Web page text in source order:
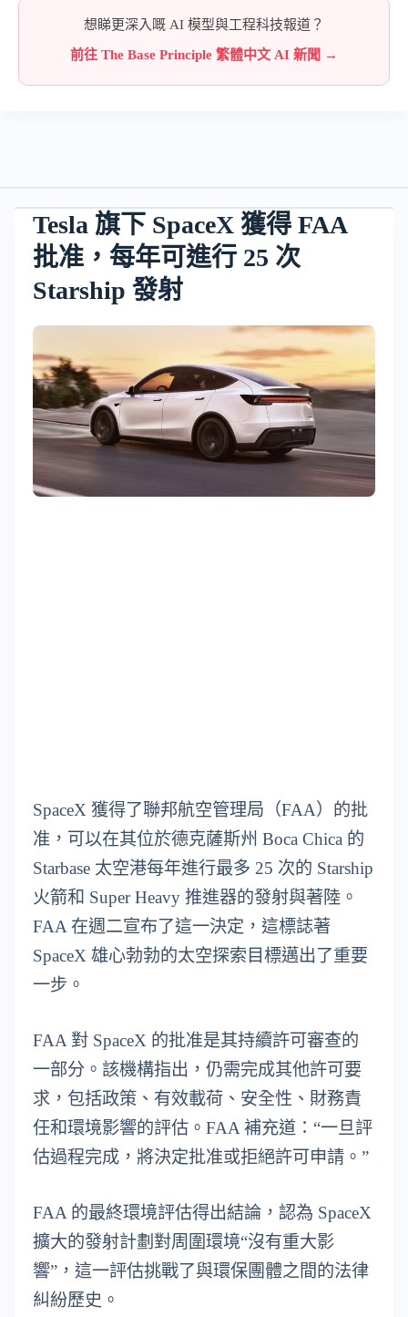
想睇更深入嘅 AI 模型與工程科技報道？
前往 The Base Principle 繁體中文 AI 新聞 →
Tesla 旗下 SpaceX 獲得 FAA
批准，每年可進行 25 次
Starship 發射
SpaceX 獲得了聯邦航空管理局（FAA）的批
准，可以在其位於德克薩斯州 Boca Chica 的
Starbase 太空港每年進行最多 25 次的 Starship
火箭和 Super Heavy 推進器的發射與著陸。
FAA 在週二宣布了這一決定，這標誌著
SpaceX 雄心勃勃的太空探索目標邁出了重要
一步。
FAA 對 SpaceX 的批准是其持續許可審查的
一部分。該機構指出，仍需完成其他許可要
求，包括政策、有效載荷、安全性、財務責
任和環境影響的評估。FAA 補充道：“一旦評
估過程完成，將決定批准或拒絕許可申請。”
FAA 的最終環境評估得出結論，認為 SpaceX
擴大的發射計劃對周圍環境“沒有重大影
響”，這一評估挑戰了與環保團體之間的法律
糾紛歷史。